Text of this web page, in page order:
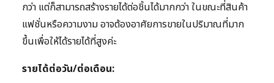
กว่า แต่ก็สามารถสร้างรายได้ต่อชิ้นได้มากกว่า ในขณะที่สินค้า
แฟชั่นหรือความงาม อาจต้องอาศัยการขายในปริมาณที่มาก
ขึ้นเพื่อให้ได้รายได้ที่สูงค่ะ
รายได้ต่อวัน/ต่อเดือน: